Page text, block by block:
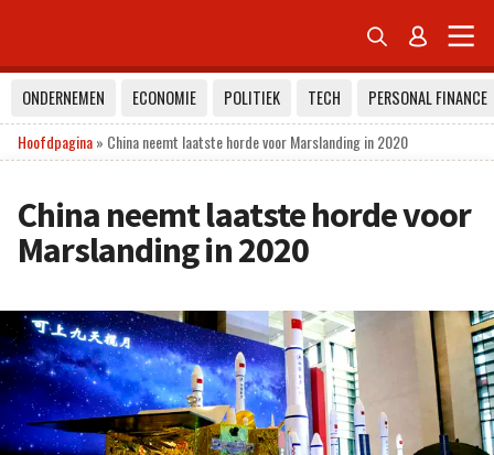
 
ONDERNEMEN ECONOMIE POLITIEK TECH
PERSONAL FINANCE
Hoofdpagina» China neemt laatste horde voor Marslanding in 2020
China neemt laatste horde voor
Marslanding in 2020